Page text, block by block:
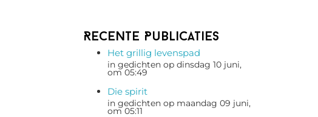
Recente Publicaties
Het grillig levenspad
in gedichten op dinsdag 10 juni,
om 05:49
Die spirit
in gedichten op maandag 09 juni,
om 05:11